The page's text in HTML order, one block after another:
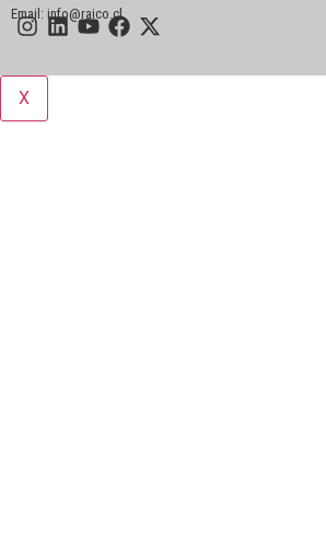
Email: info@raico.cl
X